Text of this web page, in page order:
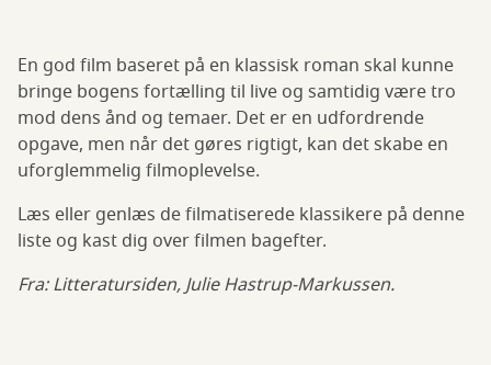
En god film baseret på en klassisk roman skal kunne
bringe bogens fortælling til live og samtidig være tro
mod dens ånd og temaer. Det er en udfordrende
opgave, men når det gøres rigtigt, kan det skabe en
uforglemmelig filmoplevelse.
Læs eller genlæs de filmatiserede klassikere på denne
liste og kast dig over filmen bagefter.
Fra: Litteratursiden, Julie Hastrup-Markussen.